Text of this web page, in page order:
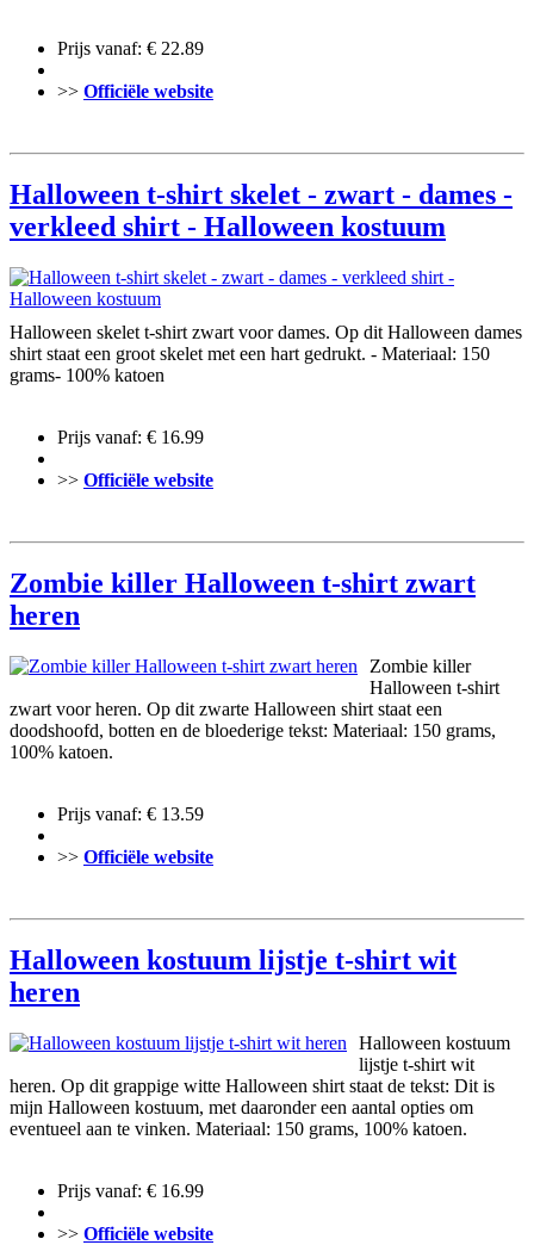
Prijs vanaf: € 22.89
>> Officiële website
Halloween t-shirt skelet - zwart - dames -
verkleed shirt - Halloween kostuum
Halloween skelet t-shirt zwart voor dames. Op dit Halloween dames
shirt staat een groot skelet met een hart gedrukt. - Materiaal: 150
grams- 100% katoen
Prijs vanaf: € 16.99
>> Officiële website
Zombie killer Halloween t-shirt zwart
heren
Zombie killer
Halloween t-shirt
zwart voor heren. Op dit zwarte Halloween shirt staat een
doodshoofd, botten en de bloederige tekst: Materiaal: 150 grams,
100% katoen.
Prijs vanaf: € 13.59
>> Officiële website
Halloween kostuum lijstje t-shirt wit
heren
Halloween kostuum
lijstje t-shirt wit
heren. Op dit grappige witte Halloween shirt staat de tekst: Dit is
mijn Halloween kostuum, met daaronder een aantal opties om
eventueel aan te vinken. Materiaal: 150 grams, 100% katoen.
Prijs vanaf: € 16.99
>> Officiële website